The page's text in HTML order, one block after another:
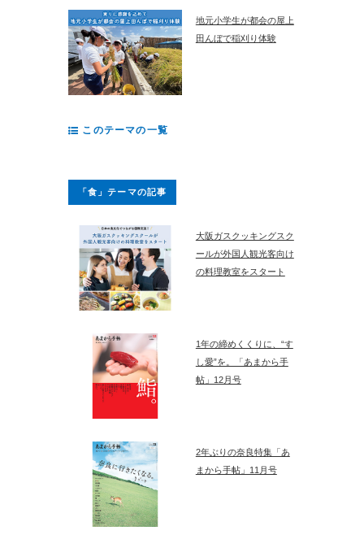
地元小学生が都会の屋上
田んぼで稲刈り体験
このテーマの一覧
「食」テーマの記事
大阪ガスクッキングスク
ールが外国人観光客向け
の料理教室をスタート
1年の締めくくりに、“す
し愛”を。「あまから手
帖」12月号
2年ぶりの奈良特集「あ
まから手帖」11月号